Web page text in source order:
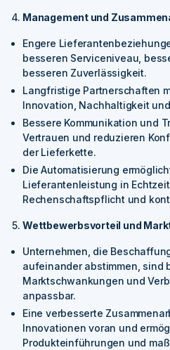
Management und
Engere
besseren Serviceniveau,
besseren Zuverlässigkeit.
Langfristige Partnerschaften
Innovation, Nachhaltigkeit
Bessere Kommunikation und
Vertrauen und reduzieren
der Lieferkette.
Die Automatisierung
Lieferantenleistung in
Rechenschaftspflicht und
Wettbewerbsvorteil und
Unternehmen, die
aufeinander abstimmen, sind
Marktschwankungen und
anpassbar.
Eine verbesserte
Innovationen voran und
Produkteinführungen und